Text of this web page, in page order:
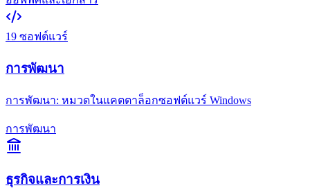
19 ซอฟต์แวร์
การพัฒนา
การพัฒนา: หมวดในแคตตาล็อกซอฟต์แวร์ Windows
การพัฒนา
ธุรกิจและการเงิน